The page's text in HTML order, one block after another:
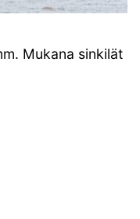
Mukana sinkilät